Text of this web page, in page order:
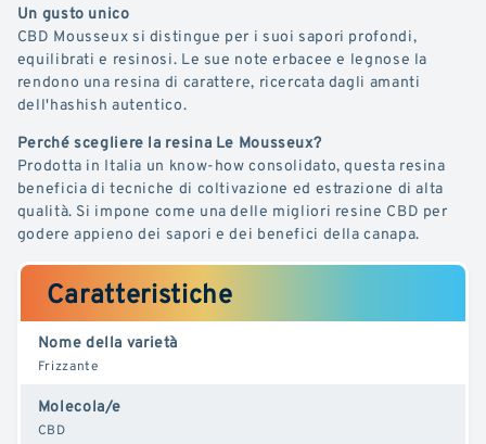
Un gusto unico
CBD Mousseux si distingue per i suoi sapori profondi,
equilibrati e resinosi. Le sue note erbacee e legnose la
rendono una resina di carattere, ricercata dagli amanti
dell'hashish autentico.
Perché scegliere la resina Le Mousseux?
Prodotta in Italia un know-how consolidato, questa resina
beneficia di tecniche di coltivazione ed estrazione di alta
qualità. Si impone come una delle migliori resine CBD per
godere appieno dei sapori e dei benefici della canapa.
Caratteristiche
Nome della varietà
Frizzante
Molecola/e
CBD